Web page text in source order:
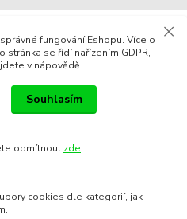
fungování Eshopu. Více o
stránka se řídí nařízením GDPR,
v nápovědě.
Souhlasím
odmítnout zde.
cookies dle kategorií, jak